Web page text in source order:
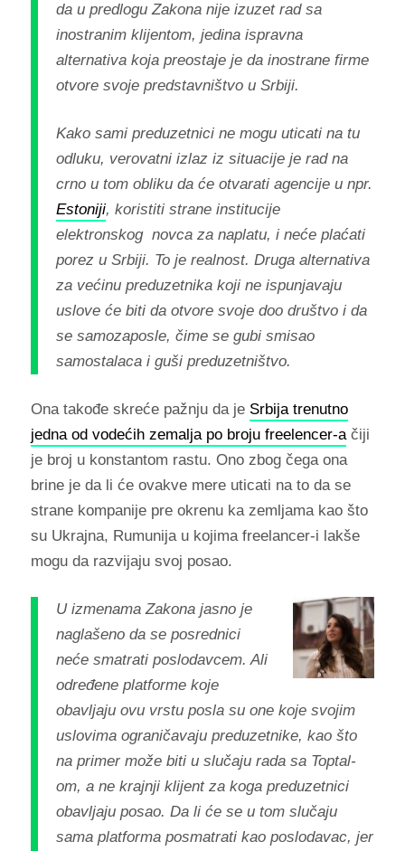
da u predlogu Zakona nije izuzet rad sa
inostranim klijentom, jedina ispravna
alternativa koja preostaje je da inostrane firme
otvore svoje predstavništvo u Srbiji.
Kako sami preduzetnici ne mogu uticati na tu
odluku, verovatni izlaz iz situacije je rad na
crno u tom obliku da će otvarati agencije u npr.
Estoniji, koristiti strane institucije
elektronskog novca za naplatu, i neće plaćati
porez u Srbiji. To je realnost. Druga alternativa
za većinu preduzetnika koji ne ispunjavaju
uslove će biti da otvore svoje doo društvo i da
se samozaposle, čime se gubi smisao
samostalaca i guši preduzetništvo.
Ona takođe skreće pažnju da je Srbija trenutno
jedna od vodećih zemalja po broju freelencer-ačiji
je broj u konstantom rastu. Ono zbog čega ona
brine je da li će ovakve mere uticati na to da se
strane kompanije pre okrenu ka zemljama kao što
su Ukrajna, Rumunija u kojima freelancer-i lakše
mogu da razvijaju svoj posao.
U izmenama Zakona jasno je
naglašeno da se posrednici
neće smatrati poslodavcem. Ali
određene platforme koje
obavljaju ovu vrstu posla su one koje svojim
uslovima ograničavaju preduzetnike, kao što
na primer može biti u slučaju rada sa Toptal-
om, a ne krajnji klijent za koga preduzetnici
obavljaju posao. Da li će se u tom slučaju
sama platforma posmatrati kao poslodavac, jer